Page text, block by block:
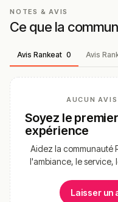
NOTES & AVIS
Ce que la
Avis Rankeat 0 Avis
AUCUN
Soyez le
expérience
Aidez la communauté
l'ambiance, le service,
Laisser un